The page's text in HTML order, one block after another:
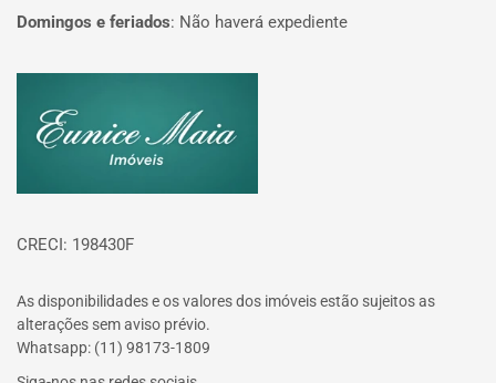
Domingos e feriados: Não haverá expediente
CRECI: 198430F
As disponibilidades e os valores dos imóveis estão sujeitos as
alterações sem aviso prévio.
Whatsapp: (11) 98173-1809